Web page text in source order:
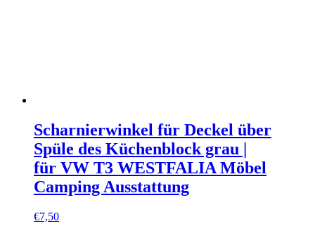
Scharnierwinkel für Deckel über
Spüle des Küchenblock grau |
für VW T3 WESTFALIA Möbel
Camping Ausstattung
€7,50